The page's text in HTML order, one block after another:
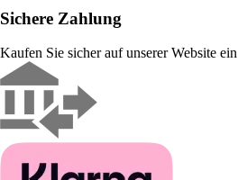
Sichere Zahlung
Kaufen Sie sicher auf unserer Website ein